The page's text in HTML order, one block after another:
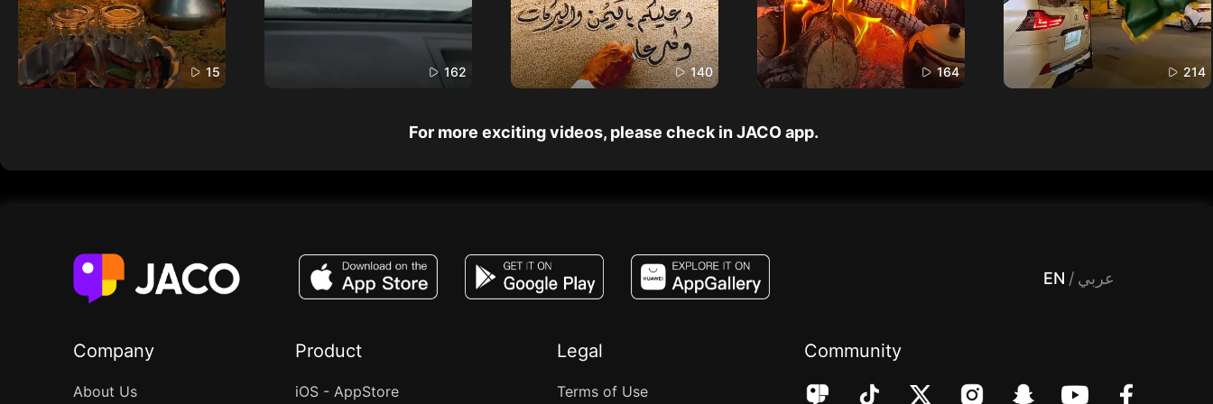
15 162 140 164 214
For more exciting videos, please check in JACO app.
EN / عربي
Company
About Us
Product
iOS - AppStore
Legal
Terms of Use
Community